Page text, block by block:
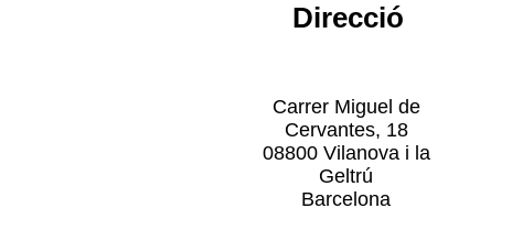
Direcció
Carrer Miguel de
Cervantes, 18
08800 Vilanova i la
Geltrú
Barcelona